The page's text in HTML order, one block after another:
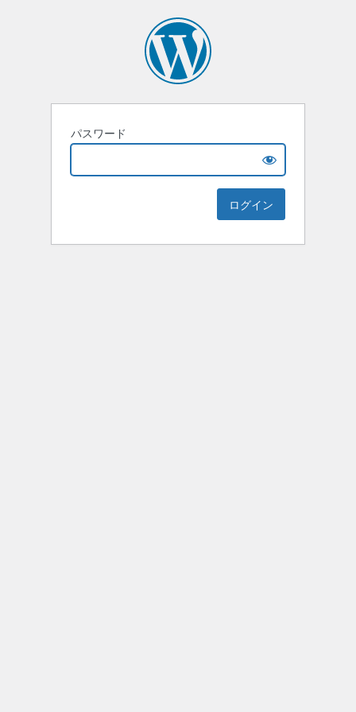
パスワード